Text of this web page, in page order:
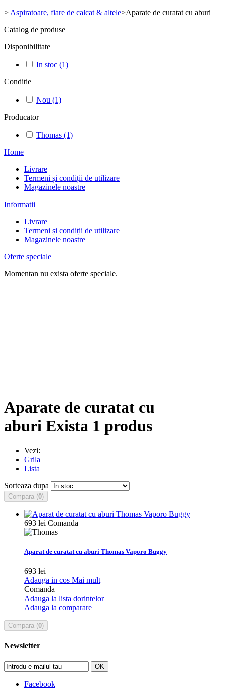
> Aspiratoare, fiare de calcat & altele>Aparate de curatat cu aburi
Catalog de produse
Disponibilitate
In stoc (1)
Conditie
Nou (1)
Producator
Thomas (1)
Home
Livrare
Termeni și condiții de utilizare
Magazinele noastre
Informatii
Livrare
Termeni și condiții de utilizare
Magazinele noastre
Oferte speciale
Momentan nu exista oferte speciale.
Aparate de curatat cu
aburi Exista 1 produs
Vezi:
Grila
Lista
Sorteaza dupa
Compara (0)
693 lei Comanda
Aparat de curatat cu aburi Thomas Vaporo Buggy
693 lei
Adauga in cos Mai mult
Comanda
Adauga la lista dorintelor
Adauga la comparare
Compara (0)
Newsletter
OK
Facebook